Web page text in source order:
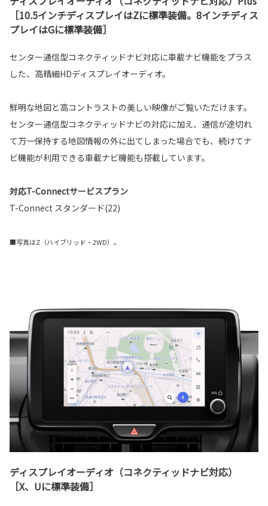
［10.5インチディスプレイはZに標準装備。8インチディス
プレイはGに標準装備］
センター通信型コネクティッドナビ対応に車載ナビ機能をプラス
した、高精細HDディスプレイオーディオ。
鮮明な地図と高コントラストの美しい映像がご覧いただけます。
センター通信型コネクティッドナビの対応に加え、通信が途切れ
て万一保持する地図情報の外に出てしまった場合でも、続けてナ
ビ機能が利用できる車載ナビ機能も搭載しています。
対応T-Connectサービスプラン
T-Connect スタンダード(22)
■写真はZ（ハイブリッド・2WD）。
ディスプレイオーディオ（コネクティッドナビ対応）
［X、Uに標準装備］